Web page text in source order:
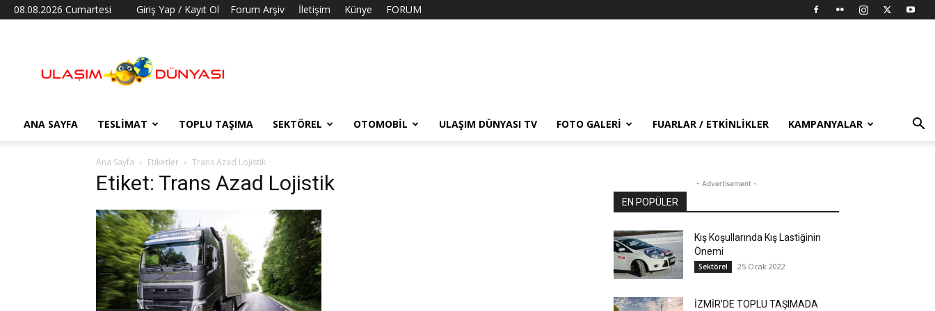
08.08.2026 Cumartesi Giriş Yap / Kayıt Ol Forum Arşiv İletişim Künye FORUM
Dünyası
ANA SAYFA TESLIMAT TOPLU TAŞIMA SEKTÖREL OTOMOBIL ULAŞIM DÜNYASI TV FOTO GALERI FUARLAR / ETKINLIKLER KAMPANYALAR
Ana Sayfa Etiketler Trans Azad Lojistik
Etiket: Trans Azad Lojistik - Advertisement -
EN POPÜLER
Kış Koşullarında Kış Lastiğinin
Önemi
Sektörel 25 Ocak 2022
İZMİR’DE TOPLU TAŞIMADA